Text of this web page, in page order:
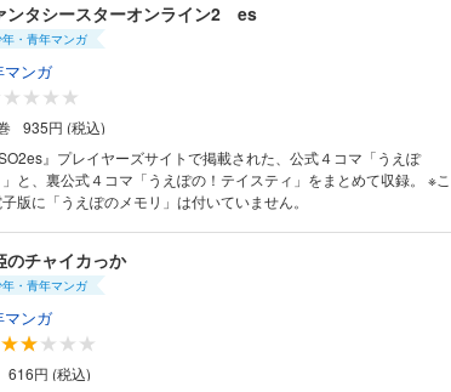
ンタシースターオンライン2 es
・青年マンガ
マンガ
935円 (税込)
』プレイヤーズサイトで掲載された、公式４コマ「うえぽ
と、裏公式４コマ「うえぽの！テイスティ」をまとめて収録。 ※こ
版に「うえぽのメモリ」は付いていません。
のチャイカっか
・青年マンガ
マンガ
616円 (税込)